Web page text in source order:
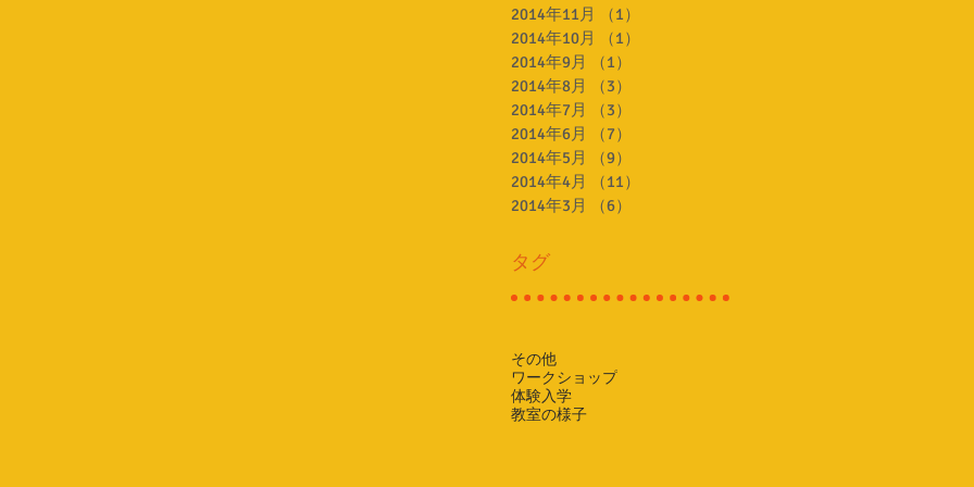
2014年11月
（1）
2014年10月
（1）
2014年9月
（1）
2014年8月
（3）
2014年7月
（3）
2014年6月
（7）
2014年5月
（9）
2014年4月
（11）
2014年3月
（6）
タグ
その他
ワークショップ
体験入学
教室の様子